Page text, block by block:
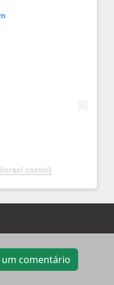
um comentário